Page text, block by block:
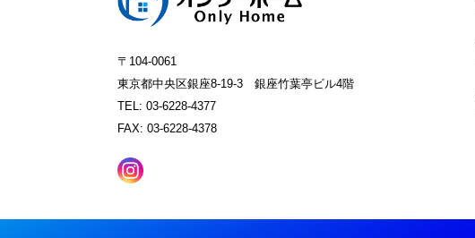
〒104-0061
東京都中央区銀座8-19-3 銀座竹葉亭ビル4階
TEL: 03-6228-4377
FAX: 03-6228-4378